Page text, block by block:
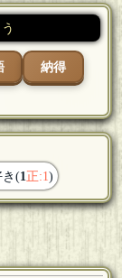
納得
き(1正:1)